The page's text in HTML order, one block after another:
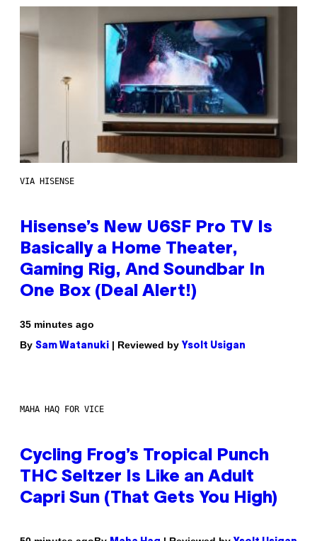
VIA HISENSE
Hisense’s New U6SF Pro TV Is
Basically a Home Theater,
Gaming Rig, And Soundbar In
One Box (Deal Alert!)
35 minutes ago
By Sam Watanuki | Reviewed by Ysolt Usigan
MAHA HAQ FOR VICE
Cycling Frog’s Tropical Punch
THC Seltzer Is Like an Adult
Capri Sun (That Gets You High)